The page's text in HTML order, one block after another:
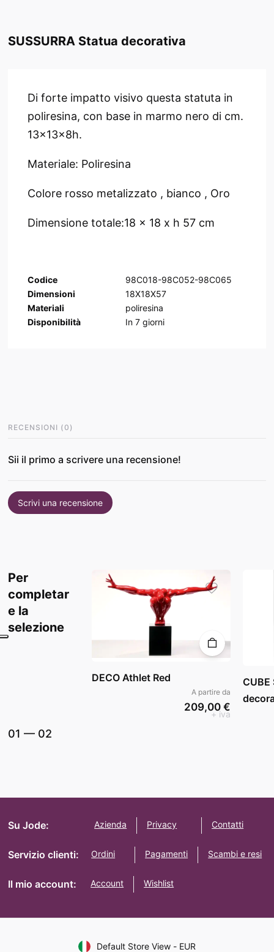
SUSSURRA Statua decorativa
Di forte impatto visivo questa statuta in
poliresina, con base in marmo nero di cm.
13x13x8h.
Materiale: Poliresina
Colore rosso metalizzato , bianco , Oro
Dimensione totale:18 x 18 x h 57 cm
Codice
98C018-98C052-98C065
Dimensioni
18X18X57
Materiali
poliresina
Disponibilità
In 7giorni
RECENSIONI (0 )
Sii il primo a scrivere una recensione!
Scrivi una recensione
Per
completar
e la
selezione
01 — 02
DECO Athlet Red
A partire da
209,00 €
+ iva
CUBE
Su Jode: Azienda Privacy Contatti
Servizio clienti: Ordini Pagamenti Scambi e resi
Il mio account: Account Wishlist
Default Store View- EUR